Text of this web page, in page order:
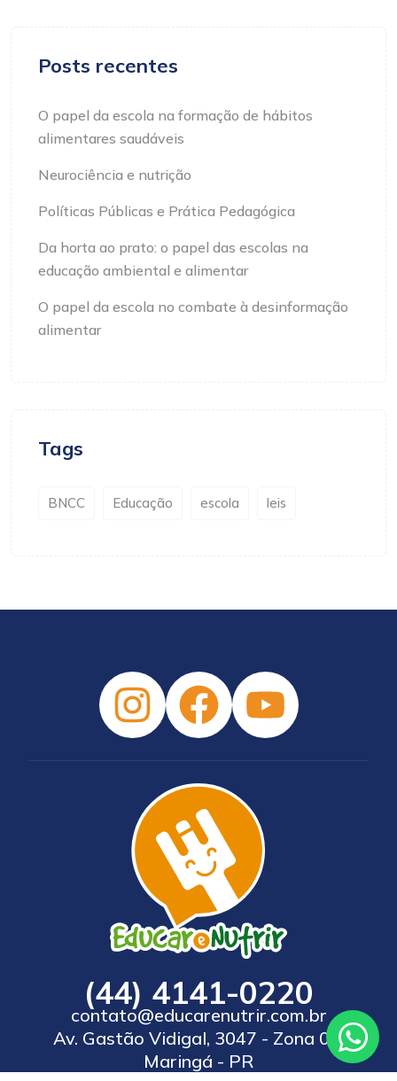
Posts recentes
O papel da escola na formação de hábitos
alimentares saudáveis
Neurociência e nutrição
Políticas Públicas e Prática Pedagógica
Da horta ao prato: o papel das escolas na
educação ambiental e alimentar
O papel da escola no combate à desinformação
alimentar
Tags
BNCC Educação escola leis
(44) 4141-0220
contato@educarenutrir.com.br
Av. Gastão Vidigal, 3047 - Zona 08,
Maringá - PR